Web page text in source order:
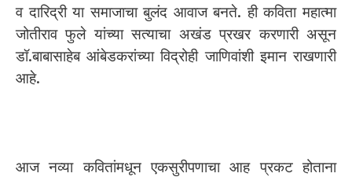
व दारिद्री या समाजाचा बुलंद आवाज बनते. ही कविता महात्मा
जोतीराव फुले यांच्या सत्याचा अखंड प्रखर करणारी असून
डॉ.बाबासाहेब आंबेडकरांच्या विद्रोही जाणिवांशी इमान राखणारी
आहे.
आज नव्या कवितांमधून एकसुरीपणाचा आह प्रकट होताना